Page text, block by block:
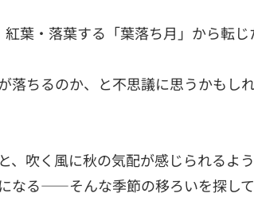
葉・落葉する「葉落ち月」から転じ
落ちるのか、と不思議に思うかもし
、吹く風に秋の気配が感じられるよ
なる——そんな季節の移ろいを探して